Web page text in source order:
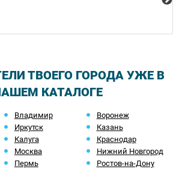
ТВОЕГО ГОРОДА УЖЕ В
КАТАЛОГЕ
Владимир
Воронеж
Иркутск
Казань
Калуга
Краснодар
Москва
Нижний Новгород
Пермь
Ростов-на-Дону